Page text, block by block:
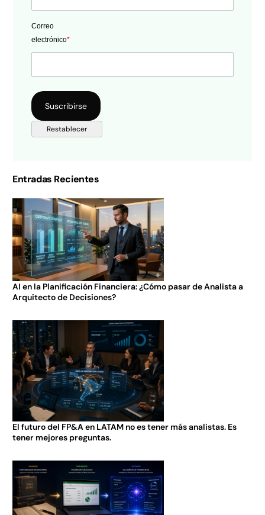
Correo
electrónico*
Entradas Recientes
AI en la Planificación Financiera: ¿Cómo pasar de Analista a
Arquitecto de Decisiones?
El futuro del FP&A en LATAM no es tener más analistas. Es
tener mejores preguntas.